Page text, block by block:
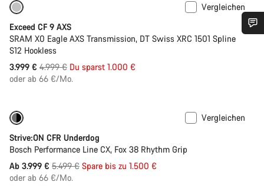
Vergleichen
Exceed CF 9 AXS
SRAM X0 Eagle AXS Transmission, DT Swiss XRC 1501 Spline
S12 Hookless
3.999 € Ursprungspreis
4.999 € Du sparst 1.000 €
oder ab 66 €/Mo.
Vergleichen
Strive:ON CFR Underdog
Bosch Performance Line CX, Fox 38 Rhythm Grip
Ab 3.999 € Ursprungspreis
5.499 € Spare bis zu 1.500 €
oder ab 66 €/Mo.
Benötigst du Hilfe?
Unsere Experten stehen dir jetzt im Chat zur Verfügung.